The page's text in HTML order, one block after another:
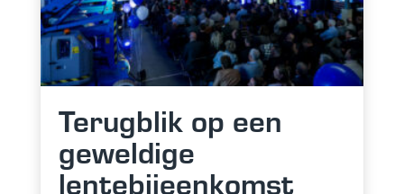
Terugblik op een
geweldige
lentebijeenkomst